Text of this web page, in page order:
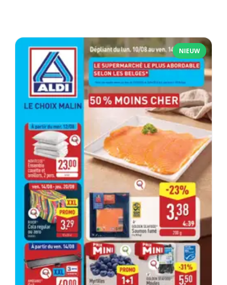
NIEUW